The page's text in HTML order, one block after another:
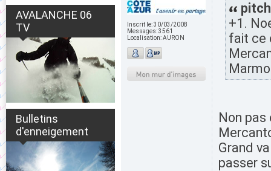
AVALANCHE 06
TV
Bulletins
d'enneigement
Inscrit le:30/03/2008
Messages:3561
Localisation:AURON
+1.
fait ce
Non pas
Grand
passer